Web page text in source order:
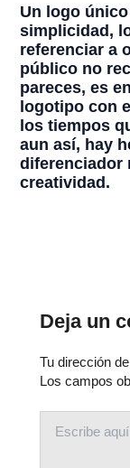
Un logo
simplicidad,
referenciar a
público no
pareces, es
logotipo con
los tiempos
aun así, hay
diferenciador
creatividad.
Deja un
Tu dirección
Los campos
AQUÍ...